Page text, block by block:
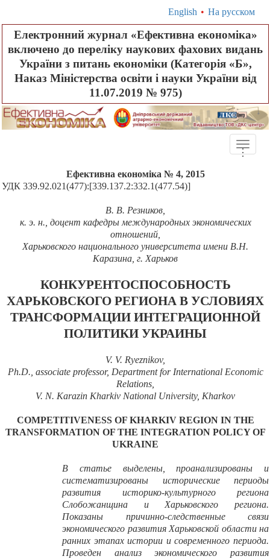
English • На русском
Електронний журнал «Ефективна економіка»
включено до переліку наукових фахових видань
України з питань економіки (Категорія «Б»,
Наказ Міністерства освіти і науки України від
11.07.2019 № 975)
Toggle
...
Ефективна економіка № 4, 2015
УДК 339.92.021(477):[339.137.2:332.1(477.54)]
В. В. Резников,
к. э. н., доцент кафедры международных экономических
отношений,
Харьковского национального университета имени В.Н.
Каразина, г. Харьков
КОНКУРЕНТОСПОСОБНОСТЬ
ХАРЬКОВСКОГО РЕГИОНА В УСЛОВИЯХ
ТРАНСФОРМАЦИИ ИНТЕГРАЦИОННОЙ
ПОЛИТИКИ УКРАИНЫ
V. V. Ryeznikov,
Ph.D., associate professor, Department for International Economic
Relations,
V. N. Karazin Kharkiv National University, Kharkov
COMPETITIVENESS OF KHARKIV REGION IN THE
TRANSFORMATION OF THE INTEGRATION POLICY OF
UKRAINE
В статье выделены, проанализированы и
систематизированы исторические периоды
развития историко-культурного региона
Слобожанщина и Харьковского региона.
Показаны причинно-следственные связи
экономического развития Харьковской области на
ранних этапах истории и современного периода.
Проведен анализ экономического развития